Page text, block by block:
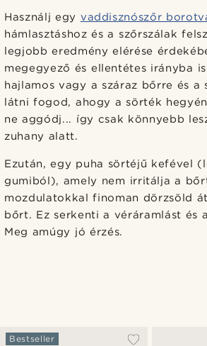
Használj egy vaddisznószőr
hámlasztáshoz és a szőrszálak
legjobb eredmény elérése
megegyező és ellentétes irányba
hajlamos vagy a száraz bőrre és a
látni fogod, ahogy a sörték
ne aggódj... így csak könnyebb
zuhany alatt.
Ezután, egy puha sörtéjű kefével
gumiból), amely nem irritálja a
mozdulatokkal finoman dörzsöld
bőrt. Ez serkenti a véráramlást és
Meg amúgy jó érzés.
Bestseller